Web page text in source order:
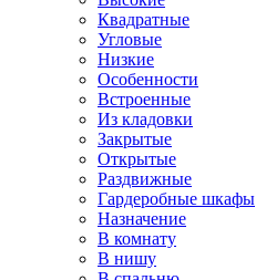
Квадратные
Угловые
Низкие
Особенности
Встроенные
Из кладовки
Закрытые
Открытые
Раздвижные
Гардеробные шкафы
Назначение
В комнату
В нишу